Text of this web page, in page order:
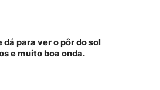
para ver o pôr do sol
e muito boa onda.